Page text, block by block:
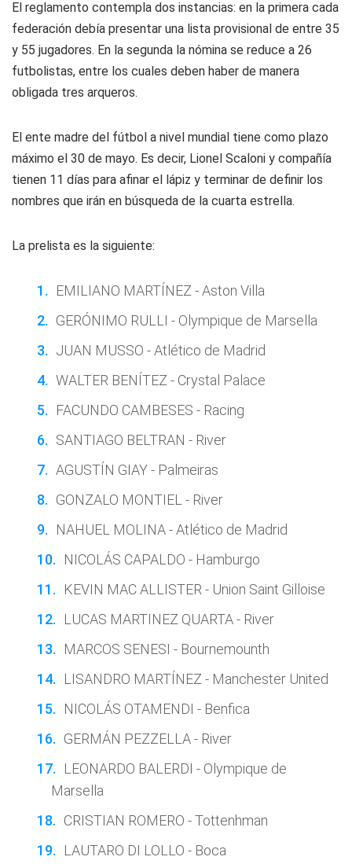
El reglamento contempla dos instancias: en la primera cada
federación debía presentar una lista provisional de entre 35
y 55 jugadores. En la segunda la nómina se reduce a 26
futbolistas, entre los cuales deben haber de manera
obligada tres arqueros.
El ente madre del fútbol a nivel mundial tiene como plazo
máximo el 30 de mayo. Es decir, Lionel Scaloni y compañía
tienen 11 días para afinar el lápiz y terminar de definir los
nombres que irán en búsqueda de la cuarta estrella.
La prelista es la siguiente:
EMILIANO MARTÍNEZ - Aston Villa
GERÓNIMO RULLI - Olympique de Marsella
JUAN MUSSO - Atlético de Madrid
WALTER BENÍTEZ - Crystal Palace
FACUNDO CAMBESES - Racing
SANTIAGO BELTRAN - River
AGUSTÍN GIAY - Palmeiras
GONZALO MONTIEL - River
NAHUEL MOLINA - Atlético de Madrid
NICOLÁS CAPALDO - Hamburgo
KEVIN MAC ALLISTER - Union Saint Gilloise
LUCAS MARTINEZ QUARTA - River
MARCOS SENESI - Bournemounth
LISANDRO MARTÍNEZ - Manchester United
NICOLÁS OTAMENDI - Benfica
GERMÁN PEZZELLA - River
LEONARDO BALERDI - Olympique de
Marsella
CRISTIAN ROMERO - Tottenhman
LAUTARO DI LOLLO - Boca